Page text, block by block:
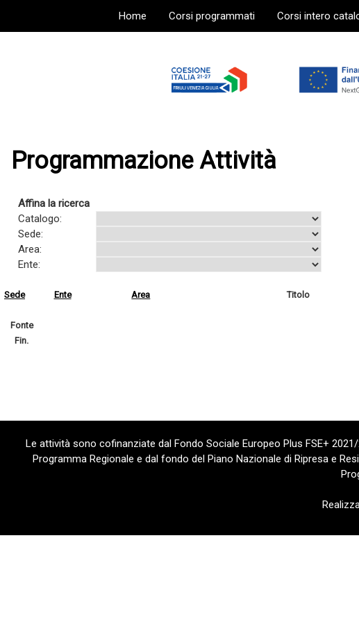
Home Corsi programmati Corsi intero
Programmazione Attività
Affina la ricerca
Catalogo:
Sede:
Area:
Ente:
Sede Ente Area Titolo
Fonte
Fin.
Le attività sono cofinanziate dal Fondo Sociale Europeo Plus FSE+
Programma Regionale e dal fondo del Piano Nazionale di Ripresa e